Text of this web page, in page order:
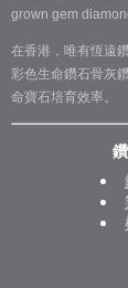
grown gem
在香港，唯有恆遠
彩色生命鑽石骨灰
命寶石培育效率。